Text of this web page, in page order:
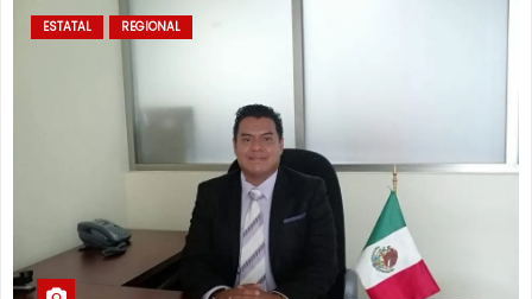
ESTATAL REGIONAL